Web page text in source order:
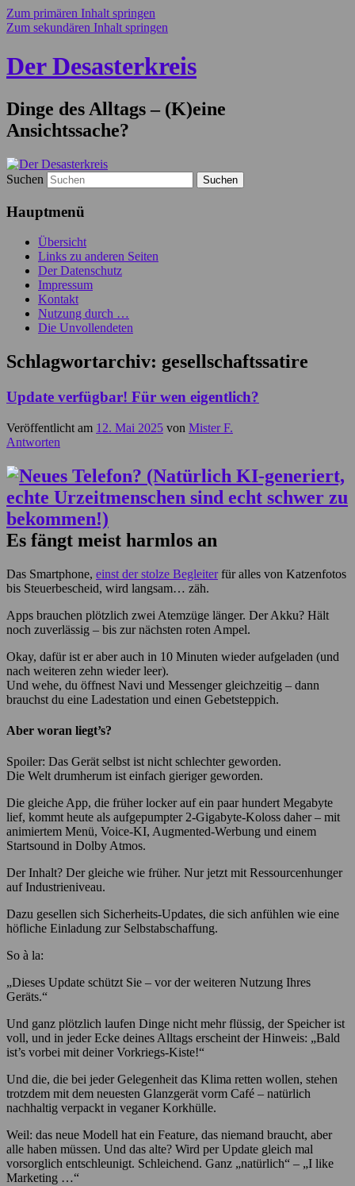
Zum primären Inhalt springen
Zum sekundären Inhalt springen
Der Desasterkreis
Dinge des Alltags – (K)eine
Ansichtssache?
Suchen
Hauptmenü
Übersicht
Links zu anderen Seiten
Der Datenschutz
Impressum
Kontakt
Nutzung durch …
Die Unvollendeten
Schlagwortarchiv: gesellschaftssatire
Update verfügbar! Für wen eigentlich?
Veröffentlicht am 12. Mai 2025 von Mister F.
Antworten
Es fängt meist harmlos an
Das Smartphone, einst der stolze Begleiterfür alles von Katzenfotos
bis Steuerbescheid, wird langsam… zäh.
Apps brauchen plötzlich zwei Atemzüge länger. Der Akku? Hält
noch zuverlässig – bis zur nächsten roten Ampel.
Okay, dafür ist er aber auch in 10 Minuten wieder aufgeladen (und
nach weiteren zehn wieder leer).
Und wehe, du öffnest Navi und Messenger gleichzeitig – dann
brauchst du eine Ladestation und einen Gebetsteppich.
Aber woran liegt’s?
Spoiler: Das Gerät selbst ist nicht schlechter geworden.
Die Welt drumherum ist einfach gieriger geworden.
Die gleiche App, die früher locker auf ein paar hundert Megabyte
lief, kommt heute als aufgepumpter 2-Gigabyte-Koloss daher – mit
animiertem Menü, Voice-KI, Augmented-Werbung und einem
Startsound in Dolby Atmos.
Der Inhalt? Der gleiche wie früher. Nur jetzt mit Ressourcenhunger
auf Industrieniveau.
Dazu gesellen sich Sicherheits-Updates, die sich anfühlen wie eine
höfliche Einladung zur Selbstabschaffung.
So à la:
„Dieses Update schützt Sie – vor der weiteren Nutzung Ihres
Geräts.“
Und ganz plötzlich laufen Dinge nicht mehr flüssig, der Speicher ist
voll, und in jeder Ecke deines Alltags erscheint der Hinweis: „Bald
ist’s vorbei mit deiner Vorkriegs-Kiste!“
Und die, die bei jeder Gelegenheit das Klima retten wollen, stehen
trotzdem mit dem neuesten Glanzgerät vorm Café – natürlich
nachhaltig verpackt in veganer Korkhülle.
Weil: das neue Modell hat ein Feature, das niemand braucht, aber
alle haben müssen. Und das alte? Wird per Update gleich mal
vorsorglich entschleunigt. Schleichend. Ganz „natürlich“ – „I like
Marketing …“